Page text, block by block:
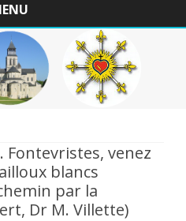
Skip
to
content
Fontevristes, venez
blancs
par la
Dr M. Villette)